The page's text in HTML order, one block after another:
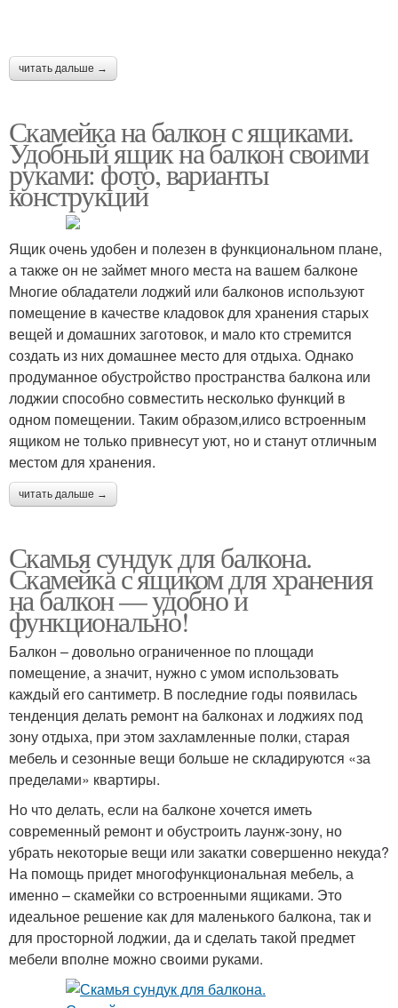
читать дальше →
Скамейка на балкон с ящиками.
Удобный ящик на балкон своими
руками: фото, варианты
конструкций
Ящик очень удобен и полезен в функциональном плане,
а также он не займет много места на вашем балконе
Многие обладатели лоджий или балконов используют
помещение в качестве кладовок для хранения старых
вещей и домашних заготовок, и мало кто стремится
создать из них домашнее место для отдыха. Однако
продуманное обустройство пространства балкона или
лоджии способно совместить несколько функций в
одном помещении. Таким образом,илисо встроенным
ящиком не только привнесут уют, но и станут отличным
местом для хранения.
читать дальше →
Скамья сундук для балкона.
Скамейка с ящиком для хранения
на балкон — удобно и
функционально!
Балкон – довольно ограниченное по площади
помещение, а значит, нужно с умом использовать
каждый его сантиметр. В последние годы появилась
тенденция делать ремонт на балконах и лоджиях под
зону отдыха, при этом захламленные полки, старая
мебель и сезонные вещи больше не складируются «за
пределами» квартиры.
Но что делать, если на балконе хочется иметь
современный ремонт и обустроить лаунж-зону, но
убрать некоторые вещи или закатки совершенно некуда?
На помощь придет многофункциональная мебель, а
именно – скамейки со встроенными ящиками. Это
идеальное решение как для маленького балкона, так и
для просторной лоджии, да и сделать такой предмет
мебели вполне можно своими руками.